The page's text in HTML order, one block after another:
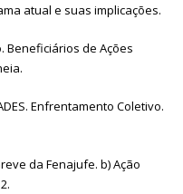
atual e suas implicações.
Beneficiários de Ações
Enfrentamento Coletivo.
da Fenajufe. b) Ação